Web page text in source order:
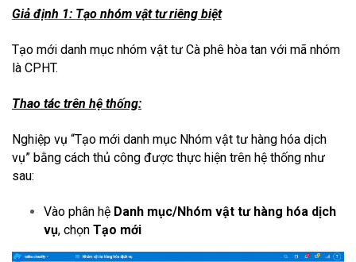
Giả định 1: Tạo nhóm vật tư riêng biệt
Tạo mới danh mục nhóm vật tư Cà phê hòa tan với mã nhóm
là CPHT.
Thao tác trên hệ thống:
Nghiệp vụ “Tạo mới danh mục Nhóm vật tư hàng hóa dịch
vụ” bằng cách thủ công được thực hiện trên hệ thống như
sau:
Vào phân hệ Danh mục/Nhóm vật tư hàng hóa dịch
vụ, chọn Tạo mới